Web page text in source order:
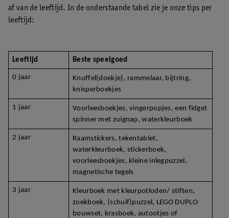
af van de leeftijd. In de onderstaande tabel zie je onze tips per
leeftijd:
Leeftijd Beste speelgoed
0 jaar
Knuffel(doekje), rammelaar, bijtring,
knisperboekjes
1 jaar
Voorleesboekjes, vingerpopjes, een fidget
spinner met zuignap, waterkleurboek
2 jaar
Raamstickers, tekentablet,
waterkleurboek, stickerboek,
voorleesboekjes, kleine inlegpuzzel,
magnetische tegels
3 jaar
Kleurboek met kleurpotloden/ stiften,
zoekboek, (schuif)puzzel, LEGO DUPLO
bouwset, krasboek, autootjes of